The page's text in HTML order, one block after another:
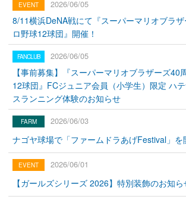
2026/06/05
8/11横浜DeNA戦にて『スーパーマリオブラ
ロ野球12球団』開催！
2026/06/05
【事前募集】『スーパーマリオブラザーズ40
12球団』FCジュニア会員（小学生）限定 ハ
スランニング体験のお知らせ
2026/06/03
ナゴヤ球場で「ファームドラあげFestival」を
2026/06/01
【ガールズシリーズ 2026】特別装飾のお知ら